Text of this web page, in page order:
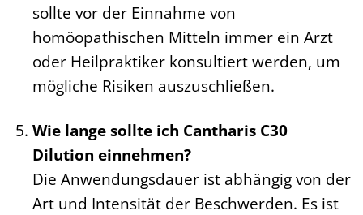
sollte vor der Einnahme von
homöopathischen Mitteln immer ein Arzt
oder Heilpraktiker konsultiert werden, um
mögliche Risiken auszuschließen.
Wie lange sollte ich Cantharis C30
Dilution einnehmen?
Die Anwendungsdauer ist abhängig von der
Art und Intensität der Beschwerden. Es ist